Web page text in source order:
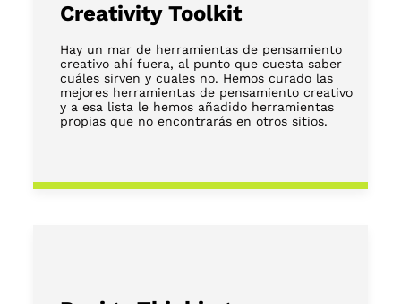
Creativity Toolkit
Hay un mar de herramientas de pensamiento
creativo ahí fuera, al punto que cuesta saber
cuáles sirven y cuales no. Hemos curado las
mejores herramientas de pensamiento creativo
y a esa lista le hemos añadido herramientas
propias que no encontrarás en otros sitios.